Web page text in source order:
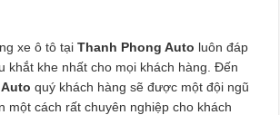
xe ô tô tạiThanh Phong Auto luôn đáp
khắt khe nhất cho mọi khách hàng. Đến
quý khách hàng sẽ được một đội ngũ
một cách rất chuyên nghiệp cho khách